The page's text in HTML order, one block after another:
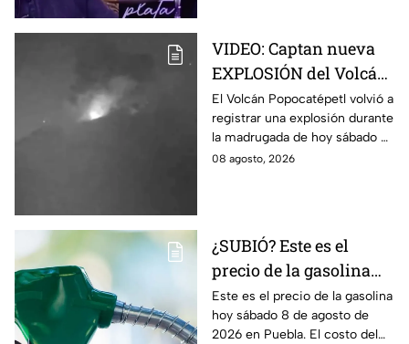
VIDEO: Captan nueva
EXPLOSIÓN del Volcán
Popocatépetl hoy;
arrojó LAVA
El Volcán Popocatépetl volvió a
registrar una explosión durante
la madrugada de hoy sábado 8
de agosto de 2026; arrojó lava
08 agosto, 2026
¿SUBIÓ? Este es el
precio de la gasolina
Puebla hoy sábado 8 de
agosto de 2026
Este es el precio de la gasolina
hoy sábado 8 de agosto de
2026 en Puebla. El costo del